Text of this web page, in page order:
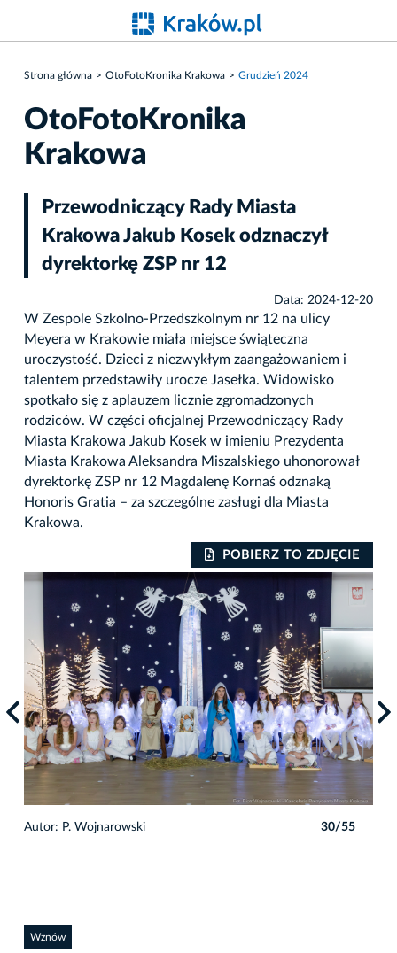
Strona główna OtoFotoKronika Krakowa Grudzień 2024
OtoFotoKronika
Krakowa
Przewodniczący Rady Miasta
Krakowa Jakub Kosek odznaczył
dyrektorkę ZSP nr 12
Data: 2024-12-20
W Zespole Szkolno-Przedszkolnym nr 12 na ulicy
Meyera w Krakowie miała miejsce świąteczna
uroczystość. Dzieci z niezwykłym zaangażowaniem i
talentem przedstawiły urocze Jasełka. Widowisko
spotkało się z aplauzem licznie zgromadzonych
rodziców. W części oficjalnej Przewodniczący Rady
Miasta Krakowa Jakub Kosek w imieniu Prezydenta
Miasta Krakowa Aleksandra Miszalskiego uhonorował
dyrektorkę ZSP nr 12 Magdalenę Kornaś odznaką
Honoris Gratia – za szczególne zasługi dla Miasta
Krakowa.
POBIERZ TO ZDJĘCIE
Autor: P. Wojnarowski 30/55
Wznów